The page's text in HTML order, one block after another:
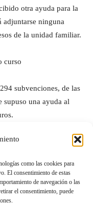
como las cookies para
El consentimiento de estas
de navegación o las
el consentimiento, puede
otra ayuda para la
ninguna
de la unidad familiar.
curso
subvenciones, de las
supuso una ayuda al